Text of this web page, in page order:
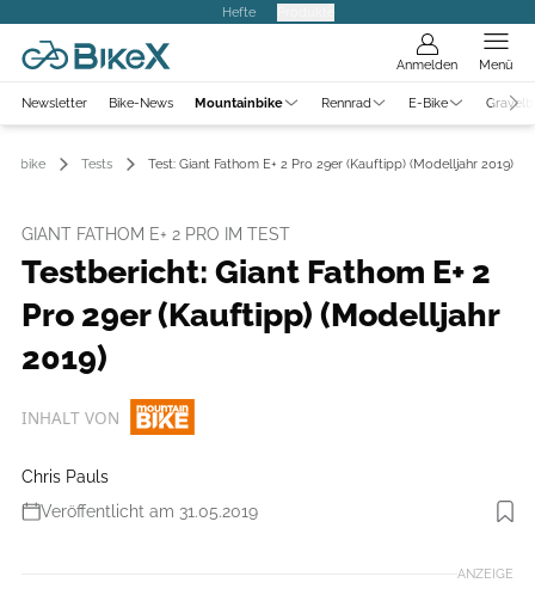
Hefte
Anmelden Menü
Newsletter Bike-News Mountainbike Rennrad E-Bike
Tests Test: Giant Fathom E+ 2 Pro 29er (Kauftipp) (Modelljahr 2019)
GIANT FATHOM E+ 2 PRO IM TEST
Testbericht: Giant Fathom E+ 2
Pro 29er (Kauftipp) (Modelljahr
2019)
INHALT VON
Chris Pauls
Veröffentlicht am 31.05.2019
Foto: Björn Hänssler
ANZEIGE